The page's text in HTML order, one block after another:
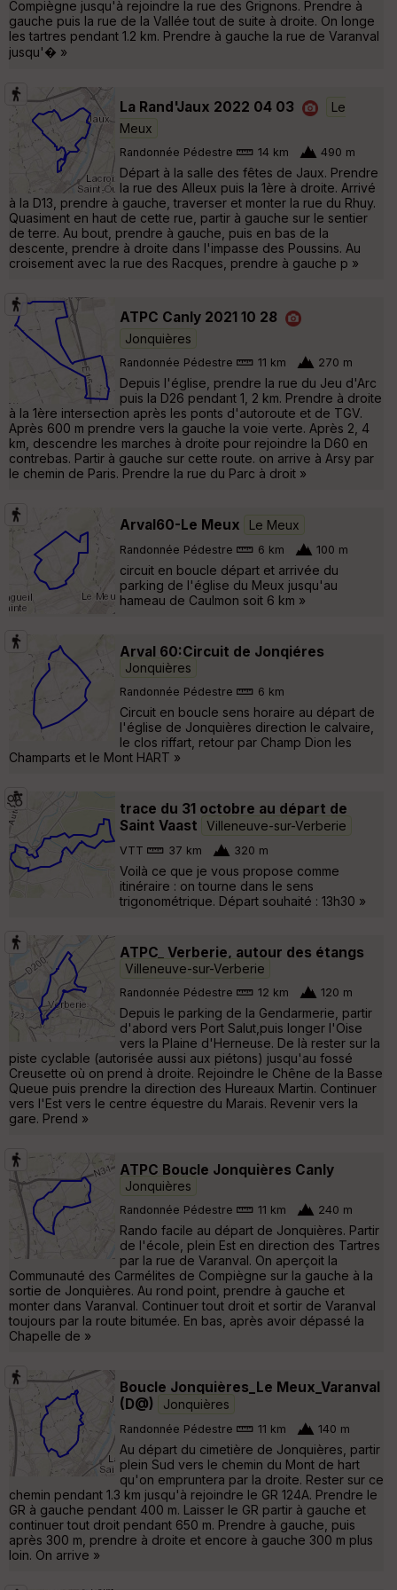
Compiègne jusqu'à rejoindre la rue des Grignons. Prendre à
gauche puis la rue de la Vallée tout de suite à droite. On longe
les tartres pendant 1.2 km. Prendre à gauche la rue de Varanval
jusqu'� »
La Rand'Jaux 2022 04 03
Le
Meux
Randonnée Pédestre 14 km 490 m
Départ à la salle des fêtes de Jaux. Prendre
la rue des Alleux puis la 1ère à droite. Arrivé
à la D13, prendre à gauche, traverser et monter la rue du Rhuy.
Quasiment en haut de cette rue, partir à gauche sur le sentier
de terre. Au bout, prendre à gauche, puis en bas de la
descente, prendre à droite dans l'impasse des Poussins. Au
croisement avec la rue des Racques, prendre à gauche p »
ATPC Canly 2021 10 28
Jonquières
Randonnée Pédestre 11 km 270 m
Depuis l'église, prendre la rue du Jeu d'Arc
puis la D26 pendant 1, 2 km. Prendre à droite
à la 1ère intersection après les ponts d'autoroute et de TGV.
Après 600 m prendre vers la gauche la voie verte. Après 2, 4
km, descendre les marches à droite pour rejoindre la D60 en
contrebas. Partir à gauche sur cette route. on arrive à Arsy par
le chemin de Paris. Prendre la rue du Parc à droit »
Arval60-Le Meux Le Meux
Randonnée Pédestre 6 km 100 m
circuit en boucle départ et arrivée du
parking de l'église du Meux jusqu'au
hameau de Caulmon soit 6 km »
Arval 60:Circuit de Jonqiéres
Jonquières
Randonnée Pédestre 6 km
Circuit en boucle sens horaire au départ de
l'église de Jonquières direction le calvaire,
le clos riffart, retour par Champ Dion les
Champarts et le Mont HART »
trace du 31 octobre au départ de
Saint Vaast
Villeneuve-sur-Verberie
VTT 37 km 320 m
Voilà ce que je vous propose comme
itinéraire : on tourne dans le sens
trigonométrique. Départ souhaité : 13h30 »
ATPC_ Verberie, autour des étangs
Villeneuve-sur-Verberie
Randonnée Pédestre 12 km 120 m
Depuis le parking de la Gendarmerie, partir
d'abord vers Port Salut,puis longer l'Oise
vers la Plaine d'Herneuse. De là rester sur la
piste cyclable (autorisée aussi aux piétons) jusqu'au fossé
Creusette où on prend à droite. Rejoindre le Chêne de la Basse
Queue puis prendre la direction des Hureaux Martin. Continuer
vers l'Est vers le centre équestre du Marais. Revenir vers la
gare. Prend »
ATPC Boucle Jonquières Canly
Jonquières
Randonnée Pédestre 11 km 240 m
Rando facile au départ de Jonquières. Partir
de l'école, plein Est en direction des Tartres
par la rue de Varanval. On aperçoit la
Communauté des Carmélites de Compiègne sur la gauche à la
sortie de Jonquières. Au rond point, prendre à gauche et
monter dans Varanval. Continuer tout droit et sortir de Varanval
toujours par la route bitumée. En bas, après avoir dépassé la
Chapelle de »
Boucle Jonquières_Le Meux_Varanval
(D@)
Jonquières
Randonnée Pédestre 11 km 140 m
Au départ du cimetière de Jonquières, partir
plein Sud vers le chemin du Mont de hart
qu'on empruntera par la droite. Rester sur ce
chemin pendant 1.3 km jusqu'à rejoindre le GR 124A. Prendre le
GR à gauche pendant 400 m. Laisser le GR partir à gauche et
continuer tout droit pendant 650 m. Prendre à gauche, puis
après 300 m, prendre à droite et encore à gauche 300 m plus
loin. On arrive »